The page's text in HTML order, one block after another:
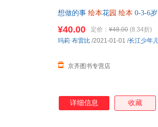
困和疲累-只要有盼望，所有的
想做的事 绘本花园 绘本 0-3-6
¥40.00 定价： ¥48.00 (8.34折)
京齐图书专营店
玛莉·布雷比 /2021-01-01 /长江少年
详细信息 收藏